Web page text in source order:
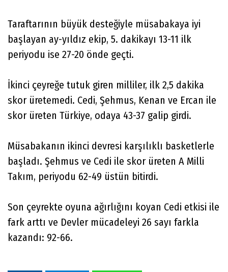
Taraftarının büyük desteğiyle müsabakaya iyi
başlayan ay-yıldız ekip, 5. dakikayı 13-11 ilk
periyodu ise 27-20 önde geçti.
İkinci çeyreğe tutuk giren milliler, ilk 2,5 dakika
skor üretemedi. Cedi, Şehmus, Kenan ve Ercan ile
skor üreten Türkiye, odaya 43-37 galip girdi.
Müsabakanın ikinci devresi karşılıklı basketlerle
başladı. Şehmus ve Cedi ile skor üreten A Milli
Takım, periyodu 62-49 üstün bitirdi.
Son çeyrekte oyuna ağırlığını koyan Cedi etkisi ile
fark arttı ve Devler mücadeleyi 26 sayı farkla
kazandı: 92-66.